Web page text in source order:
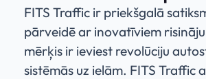
FITS Traffic ir priekšgalā
pārveidē ar inovatīviem
mērķis ir ieviest revolūciju
sistēmās uz ielām. FITS Traffic